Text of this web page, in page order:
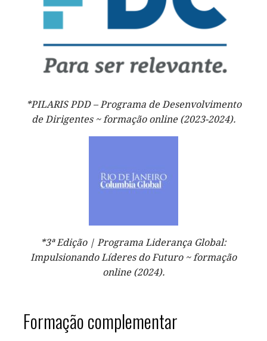
*PILARIS PDD – Programa de Desenvolvimento
de Dirigentes ~ formação online (2023-2024).
*3ª Edição | Programa Liderança Global:
Impulsionando Líderes do Futuro ~ formação
online (2024).
Formação complementar